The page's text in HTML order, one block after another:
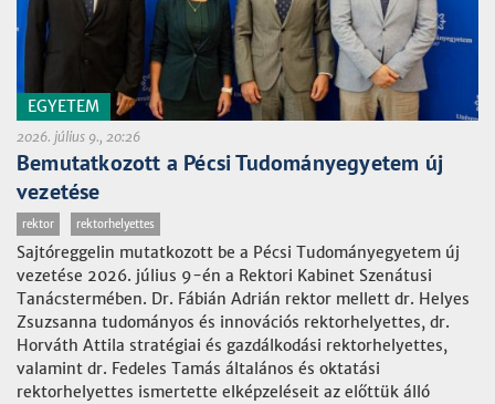
EGYETEM
2026. július 9., 20:26
Bemutatkozott a Pécsi Tudományegyetem új
vezetése
rektor rektorhelyettes
Sajtóreggelin mutatkozott be a Pécsi Tudományegyetem új
vezetése 2026. július 9-én a Rektori Kabinet Szenátusi
Tanácstermében. Dr. Fábián Adrián rektor mellett dr. Helyes
Zsuzsanna tudományos és innovációs rektorhelyettes, dr.
Horváth Attila stratégiai és gazdálkodási rektorhelyettes,
valamint dr. Fedeles Tamás általános és oktatási
rektorhelyettes ismertette elképzeléseit az előttük álló